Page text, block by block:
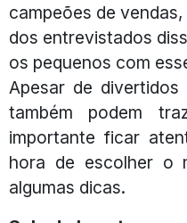
campeões de
dos entrevistados
os pequenos com
Apesar de
também podem
importante ficar
hora de escolher o
algumas dicas.